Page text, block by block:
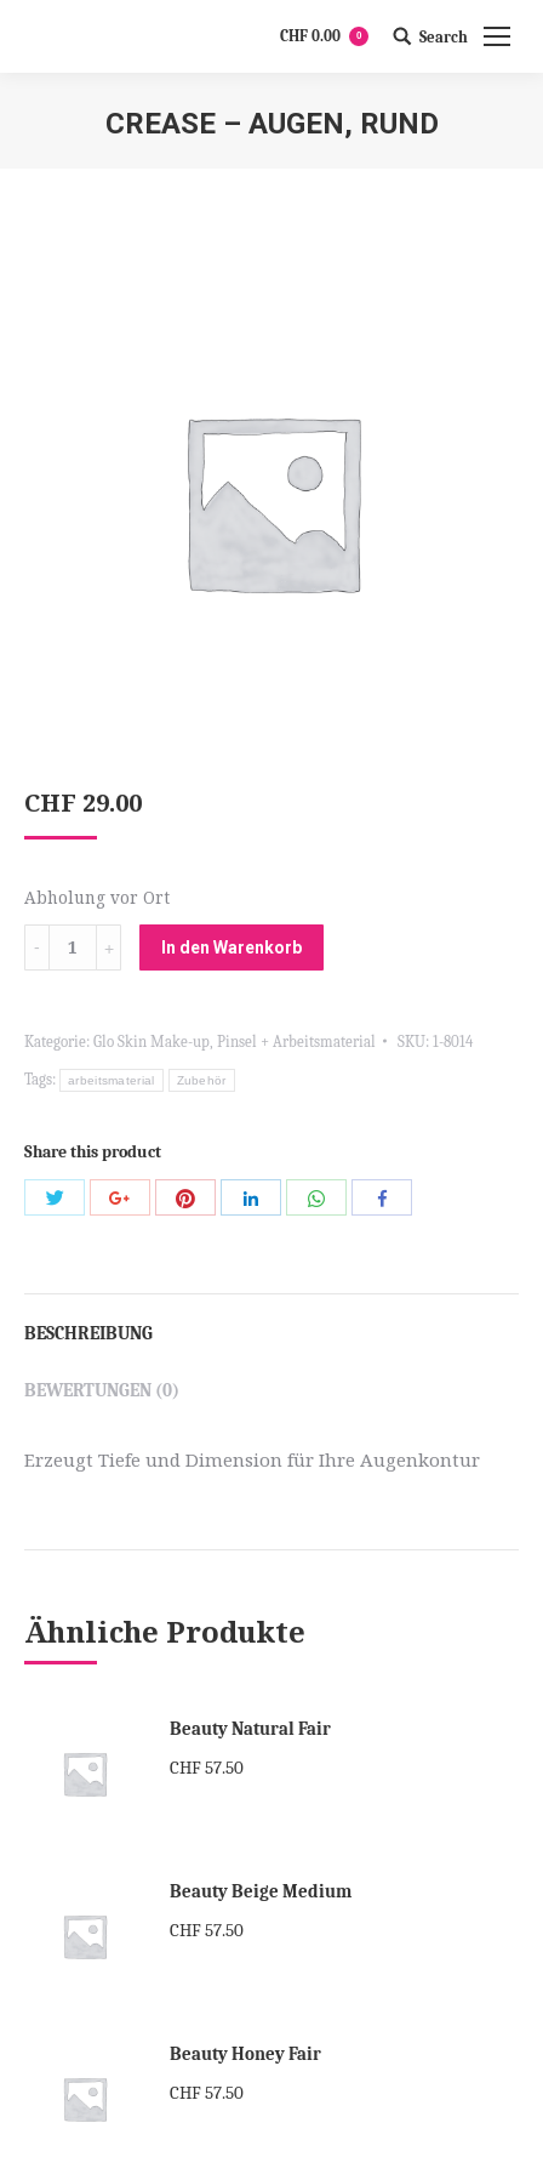
CHF 0.00 0 Search:
Search
CREASE – AUGEN, RUND
CHF 29.00
Abholung vor Ort
Menge
In den Warenkorb
Kategorie: Glo Skin Make-up Pinsel + Arbeitsmaterial SKU: 1-8014
Tags: arbeitsmaterial Zubehör
Share this product
Share
Share
Share
Share
Share
BESCHREIBUNG
BEWERTUNGEN (0)
Erzeugt Tiefe und Dimension für Ihre Augenkontur
Ähnliche Produkte
Beauty Natural Fair
CHF57.50
Beauty Beige Medium
CHF57.50
Beauty Honey Fair
CHF57.50